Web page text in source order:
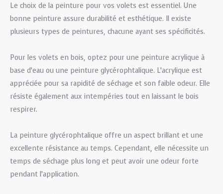
Le choix de la peinture pour vos volets est essentiel. Une
bonne peinture assure durabilité et esthétique. Il existe
plusieurs types de peintures, chacune ayant ses spécificités.
Pour les volets en bois, optez pour une peinture acrylique à
base d’eau ou une peinture glycérophtalique. L’acrylique est
appréciée pour sa rapidité de séchage et son faible odeur. Elle
résiste également aux intempéries tout en laissant le bois
respirer.
La peinture glycérophtalique offre un aspect brillant et une
excellente résistance au temps. Cependant, elle nécessite un
temps de séchage plus long et peut avoir une odeur forte
pendant l’application.